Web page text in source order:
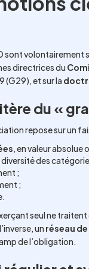
sont
directrices du
(G29), et sur la
du «
repose sur un
, en valeur
des
;
;
seul ne
un réseau
de l’obligation.